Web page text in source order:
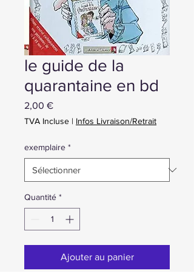
le guide de la
quarantaine en bd
2,00 €Prix
TVA Incluse | Infos Livraison/Retrait
exemplaire *
Quantité *
Ajouter au panier